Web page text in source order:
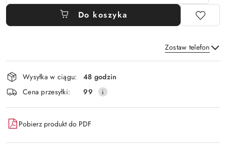
Do koszyka
Zostaw telefon
Wyślij
Dostępność
i
dostawa
Wysyłka w ciągu:
48 godzin
Cena przesyłki:
99
Pobierz produkt do PDF